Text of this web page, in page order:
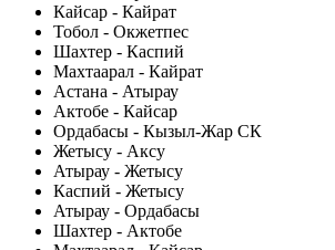
Кайсар - Кайрат
Тобол - Окжетпес
Шахтер - Каспий
Махтаарал - Кайрат
Астана - Атырау
Актобе - Кайсар
Ордабасы - Кызыл-Жар СК
Жетысу - Аксу
Атырау - Жетысу
Каспий - Жетысу
Атырау - Ордабасы
Шахтер - Актобе